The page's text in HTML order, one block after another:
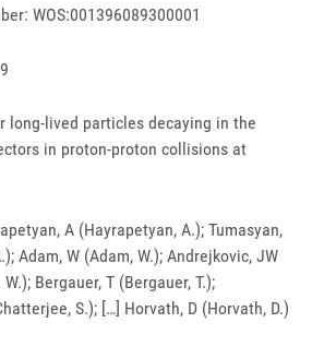
WOS:001396089300001
long-lived particles decaying in the
in proton-proton collisions at
A (Hayrapetyan, A.); Tumasyan,
Adam, W (Adam, W.); Andrejkovic, JW
Bergauer, T (Bergauer, T.);
S.); […] Horvath, D (Horvath, D.)